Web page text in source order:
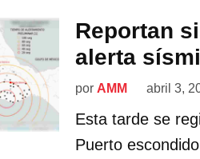
Reportan
alerta
por AMM abril 3,
Esta tarde se
Puerto